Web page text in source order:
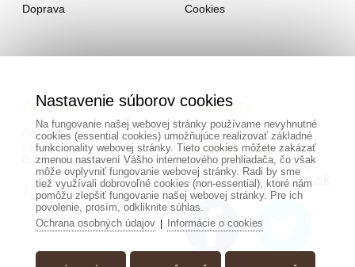
Doprava
Cookies
Adresa
OD - Mladosť
Hlavná 951
Galanta 924 01
Kontakty
0940 091 999
alebo na mailovej adrese
info@hotovezaclony.sk
Nastavenie súborov cookies
Na fungovanie našej webovej stránky používame nevyhnutné
cookies (essential cookies) umožňujúce realizovať základné
funkcionality webovej stránky. Tieto cookies môžete zakázať
zmenou nastavení Vášho internetového prehliadača, čo však
môže ovplyvniť fungovanie webovej stránky. Radi by sme
tiež využívali dobrovoľné cookies (non-essential), ktoré nám
pomôžu zlepšiť fungovanie našej webovej stránky. Pre ich
povolenie, prosím, odkliknite súhlas.
Ochrana osobných údajov| Informácie o cookies